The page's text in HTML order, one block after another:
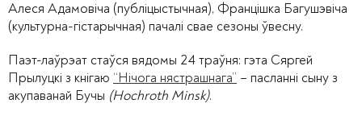
Алеся Адамовіча (публіцыстычная), Францішка Багушэвіча
(культурна-гістарычная) пачалі свае сезоны ўвесну.
Паэт-лаўрэат стаўся вядомы 24 траўня: гэта Сяргей
Прылуцкі з кнігаю “Нічога нястрашнага” – пасланні сыну з
акупаванай Бучы (Hochroth Minsk).